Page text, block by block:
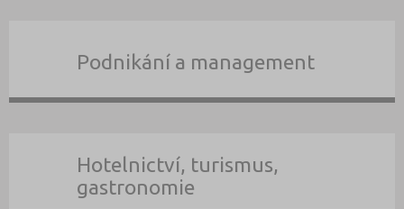
Podnikání a management
Hotelnictví, turismus,
gastronomie